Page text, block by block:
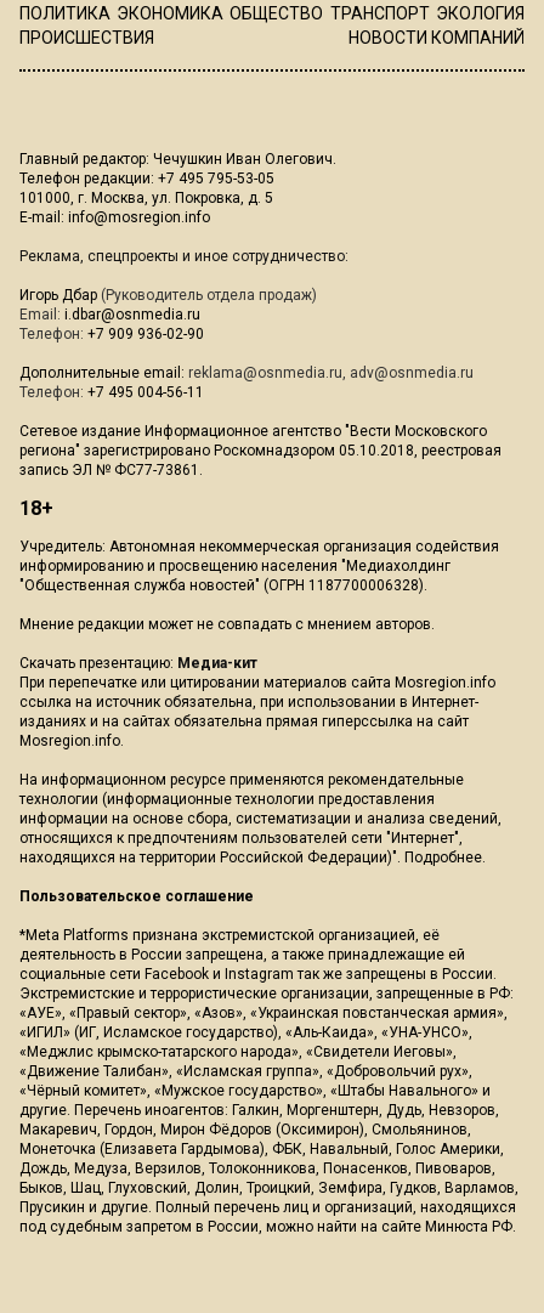
ПОЛИТИКА ЭКОНОМИКА ОБЩЕСТВО ТРАНСПОРТ ЭКОЛОГИЯ
ПРОИСШЕСТВИЯ
НОВОСТИ КОМПАНИЙ
Главный редактор: Чечушкин Иван Олегович.
Телефон редакции: +7 495 795-53-05
101000, г. Москва, ул. Покровка, д. 5
E-mail: info@mosregion.info
Реклама, спецпроекты и иное сотрудничество:
Игорь Дбар (Руководитель отдела продаж)
Email: i.dbar@osnmedia.ru
Телефон: +7 909 936-02-90
Дополнительные email: reklama@osnmedia.ru, adv@osnmedia.ru
Телефон: +7 495 004-56-11
Сетевое издание Информационное агентство "Вести Московского
региона" зарегистрировано Роскомнадзором 05.10.2018, реестровая
запись ЭЛ № ФС77-73861.
18+
Учредитель: Автономная некоммерческая организация содействия
информированию и просвещению населения "Медиахолдинг
"Общественная служба новостей" (ОГРН 1187700006328).
Мнение редакции может не совпадать с мнением авторов.
Скачать презентацию: Медиа-кит
При перепечатке или цитировании материалов сайта Mosregion.info
ссылка на источник обязательна, при использовании в Интернет-
изданиях и на сайтах обязательна прямая гиперссылка на сайт
Mosregion.info.
На информационном ресурсе применяются рекомендательные
технологии (информационные технологии предоставления
информации на основе сбора, систематизации и анализа сведений,
относящихся к предпочтениям пользователей сети "Интернет",
находящихся на территории Российской Федерации)". Подробнее.
Пользовательское соглашение
*Meta Platforms признана экстремистской организацией, её
деятельность в России запрещена, а также принадлежащие ей
социальные сети Facebook и Instagram так же запрещены в России.
Экстремистские и террористические организации, запрещенные в РФ:
«АУЕ», «Правый сектор», «Азов», «Украинская повстанческая армия»,
«ИГИЛ» (ИГ, Исламское государство), «Аль-Каида», «УНА-УНСО»,
«Меджлис крымско-татарского народа», «Свидетели Иеговы»,
«Движение Талибан», «Исламская группа», «Добровольчий рух»,
«Чёрный комитет», «Мужское государство», «Штабы Навального» и
другие. Перечень иноагентов: Галкин, Моргенштерн, Дудь, Невзоров,
Макаревич, Гордон, Мирон Фёдоров (Оксимирон), Смольянинов,
Монеточка (Елизавета Гардымова), ФБК, Навальный, Голос Америки,
Дождь, Медуза, Верзилов, Толоконникова, Понасенков, Пивоваров,
Быков, Шац, Глуховский, Долин, Троицкий, Земфира, Гудков, Варламов,
Прусикин и другие. Полный перечень лиц и организаций, находящихся
под судебным запретом в России, можно найти на сайте Минюста РФ.